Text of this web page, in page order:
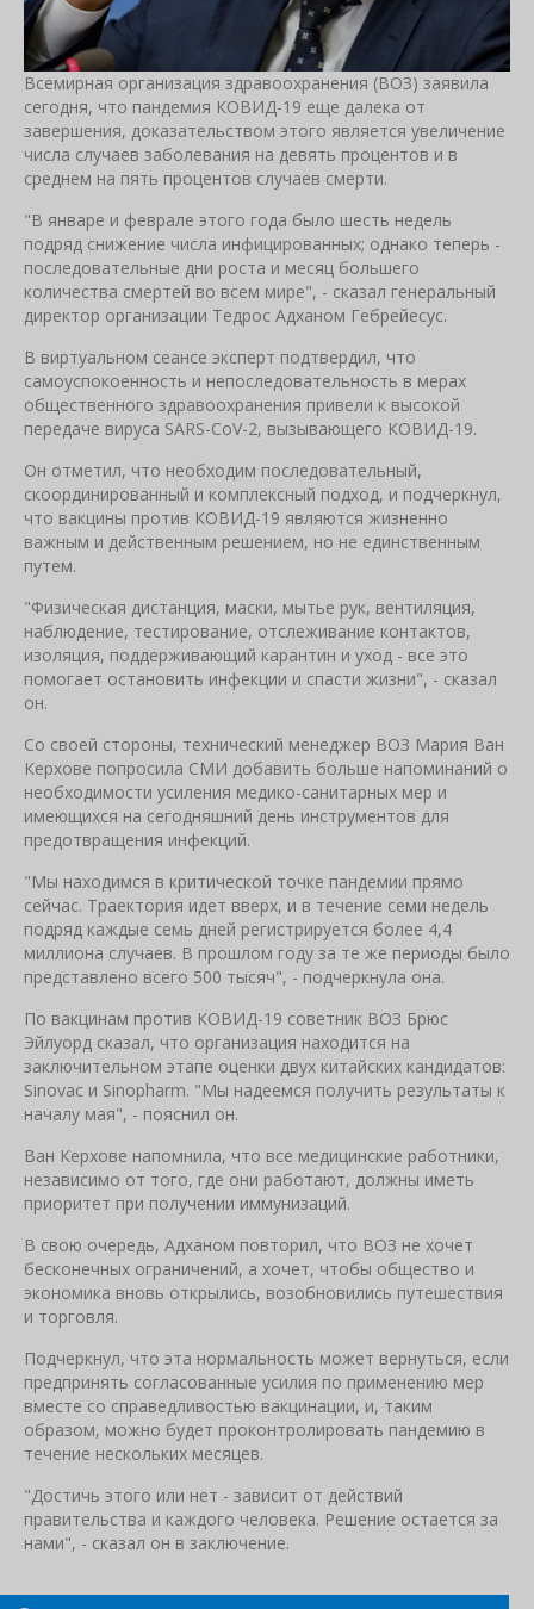
Всемирная организация здравоохранения (ВОЗ) заявила
сегодня, что пандемия КОВИД-19 еще далека от
завершения, доказательством этого является увеличение
числа случаев заболевания на девять процентов и в
среднем на пять процентов случаев смерти.
"В январе и феврале этого года было шесть недель
подряд снижение числа инфицированных; однако теперь -
последовательные дни роста и месяц большего
количества смертей во всем мире", - сказал генеральный
директор организации Тедрос Адханом Гебрейесус.
В виртуальном сеансе эксперт подтвердил, что
самоуспокоенность и непоследовательность в мерах
общественного здравоохранения привели к высокой
передаче вируса SARS-CoV-2, вызывающего КОВИД-19.
Он отметил, что необходим последовательный,
скоординированный и комплексный подход, и подчеркнул,
что вакцины против КОВИД-19 являются жизненно
важным и действенным решением, но не единственным
путем.
"Физическая дистанция, маски, мытье рук, вентиляция,
наблюдение, тестирование, отслеживание контактов,
изоляция, поддерживающий карантин и уход - все это
помогает остановить инфекции и спасти жизни", - сказал
он.
Со своей стороны, технический менеджер ВОЗ Мария Ван
Керхове попросила СМИ добавить больше напоминаний о
необходимости усиления медико-санитарных мер и
имеющихся на сегодняшний день инструментов для
предотвращения инфекций.
"Мы находимся в критической точке пандемии прямо
сейчас. Траектория идет вверх, и в течение семи недель
подряд каждые семь дней регистрируется более 4,4
миллиона случаев. В прошлом году за те же периоды было
представлено всего 500 тысяч", - подчеркнула она.
По вакцинам против КОВИД-19 советник ВОЗ Брюс
Эйлуорд сказал, что организация находится на
заключительном этапе оценки двух китайских кандидатов:
Sinovac и Sinopharm. "Мы надеемся получить результаты к
началу мая", - пояснил он.
Ван Керхове напомнила, что все медицинские работники,
независимо от того, где они работают, должны иметь
приоритет при получении иммунизаций.
В свою очередь, Адханом повторил, что ВОЗ не хочет
бесконечных ограничений, а хочет, чтобы общество и
экономика вновь открылись, возобновились путешествия
и торговля.
Подчеркнул, что эта нормальность может вернуться, если
предпринять согласованные усилия по применению мер
вместе со справедливостью вакцинации, и, таким
образом, можно будет проконтролировать пандемию в
течение нескольких месяцев.
"Достичь этого или нет - зависит от действий
правительства и каждого человека. Решение остается за
нами", - сказал он в заключение.